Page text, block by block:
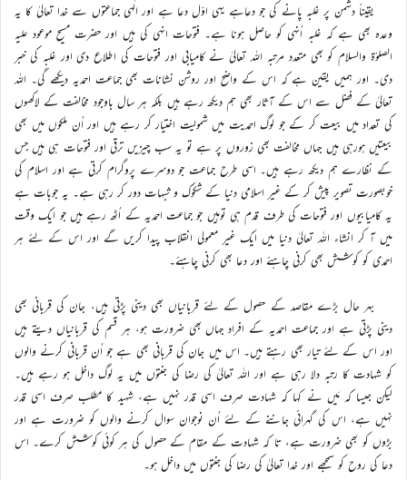
یقیناً دشمن پر غلبہ پانے کی جو دعاہے یہی اوّل دعا ہے اور الٰہی جماعتوں سے خدا تعالیٰ کا یہ
وعدہ بھی ہے کہ غلبہ اُنہی کو حاصل ہونا ہے۔ فتوحات انہی کی ہیں اور حضرت مسیح موعود علیہ
الصلوٰۃ والسلام کو بھی متعدد مرتبہ اللہ تعالیٰ نے کامیابی اور فتوحات کی اطلاع دی اور غلبہ کی خبر
دی۔ اور ہمیں یقین ہے کہ اس کے واضح اور روشن نشانات بھی جماعت احمدیہ دیکھے گی۔ اللہ
تعالیٰ کے فضل سے اس کے آثار بھی ہم دیکھ رہے ہیں بلکہ ہر سال باوجود مخالفت کے لاکھوں
کی تعداد میں بیعت کر کے جو لوگ احمدیت میں شمولیت اختیار کر رہے ہیں اور اُن ملکوں میں بھی
بیعتیں ہورہی ہیں جہاں مخالفت بھی زوروں پر ہے تو یہ سب چیزیں ترقی اور فتوحات ہی ہیں جس
کے نظارے ہم دیکھ رہے ہیں۔ اسی طرح جماعت جو دوسرے پروگرام کرتی ہے اور اسلام کی
خوبصورت تصویر پیش کر کے غیر اسلامی دنیا کے شکوک و شبہات دور کر رہی ہے۔ یہ جوبات ہے
یہ کامیابیوں اور فتوحات کی طرف قدم ہی توہیں جو جماعت احمدیہ کے اُٹھ رہے ہیں جو ایک وقت
میں آ کر انشاء اللہ تعالیٰ دنیا میں ایک غیر معمولی انقلاب پیدا کریں گے اور اس کے لئے ہر
احمدی کو کوشش بھی کرنی چاہئے اور دعا بھی کرنی چاہئے۔
بہر حال بڑے مقاصد کے حصول کے لئے قربانیاں بھی دینی پڑتی ہیں، جان کی قربانی بھی
دینی پڑتی ہے اور جماعت احمدیہ کے افراد جہاں بھی ضرورت ہو، ہر قسم کی قربانیاں دیتے ہیں
اور اس کے لئے تیار بھی رہتے ہیں۔ اس میں جان کی قربانی بھی ہے جو اُن قربانی کرنے والوں
کو شہادت کا رتبہ دلا رہی ہے اور اللہ تعالیٰ کی رضا کی جنتوں میں یہ لوگ داخل ہو رہے ہیں۔
لیکن جیسا کہ مَیں نے کہا کہ شہادت صرف اسی قدر نہیں ہے، شہید کا مطلب صرف اسی قدر
نہیں ہے، اس کی گہرائی جاننے کے لئے اُن نوجوان سوال کرنے والوں کو ضرورت ہے اور
بڑوں کو بھی ضرورت ہے، تا کہ شہادت کے مقام کے حصول کی ہر کوئی کوشش کرے۔ اس
دعا کی روح کو سمجھے اور خدا تعالیٰ کی رضا کی جنتوں میں داخل ہو۔